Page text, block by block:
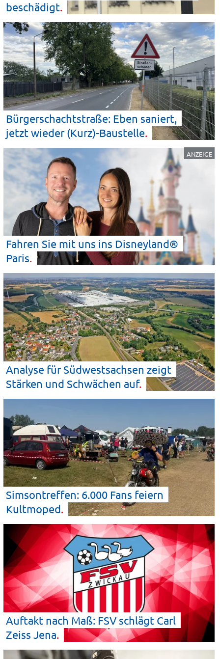
beschädigt
Bürgerschachtstraße: Eben saniert,
jetzt wieder(Kurz)-Baustelle
Fahren Sie mit uns ins Disneyland®
Paris
ANZEIGE
Analyse für Südwestsachsen zeigt
Stärken und Schwächen auf
Simsontreffen: 6.000 Fans feiern
Kultmoped
Auftakt nach Maß: FSV schlägt Carl
Zeiss Jena